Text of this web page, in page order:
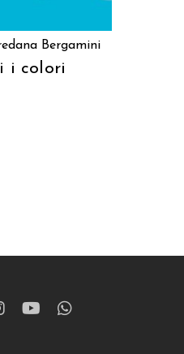
Bergamini
i colori